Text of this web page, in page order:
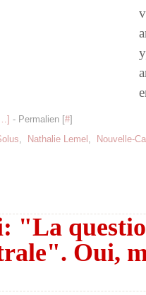
] - Permalien [#]
, Nathalie Lemel , Nouvelle-
"La
Oui,